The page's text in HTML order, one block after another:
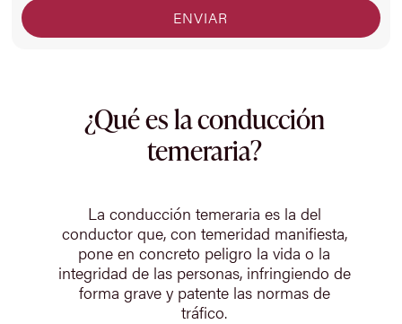
¿Qué es la conducción
temeraria?
La conducción temeraria es la del
conductor que, con temeridad manifiesta,
pone en concreto peligro la vida o la
integridad de las personas, infringiendo de
forma grave y patente las normas de
tráfico.